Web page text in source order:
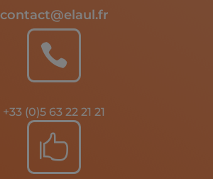
contact@elaul.fr

+33 (0)5 63 22 21 21
